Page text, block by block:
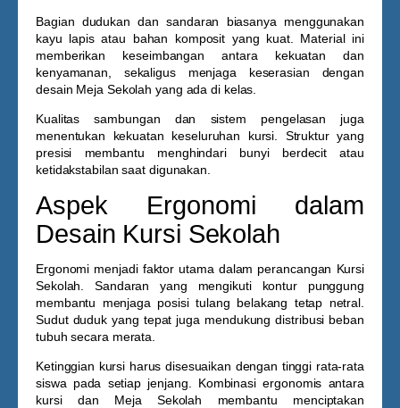
Bagian dudukan dan sandaran biasanya menggunakan
kayu lapis atau bahan komposit yang kuat. Material ini
memberikan keseimbangan antara kekuatan dan
kenyamanan, sekaligus menjaga keserasian dengan
desain Meja Sekolah yang ada di kelas.
Kualitas sambungan dan sistem pengelasan juga
menentukan kekuatan keseluruhan kursi. Struktur yang
presisi membantu menghindari bunyi berdecit atau
ketidakstabilan saat digunakan.
Aspek Ergonomi dalam
Desain Kursi Sekolah
Ergonomi menjadi faktor utama dalam perancangan Kursi
Sekolah . Sandaran yang mengikuti kontur punggung
membantu menjaga posisi tulang belakang tetap netral.
Sudut duduk yang tepat juga mendukung distribusi beban
tubuh secara merata.
Ketinggian kursi harus disesuaikan dengan tinggi rata-rata
siswa pada setiap jenjang. Kombinasi ergonomis antara
kursi dan Meja Sekolah membantu menciptakan